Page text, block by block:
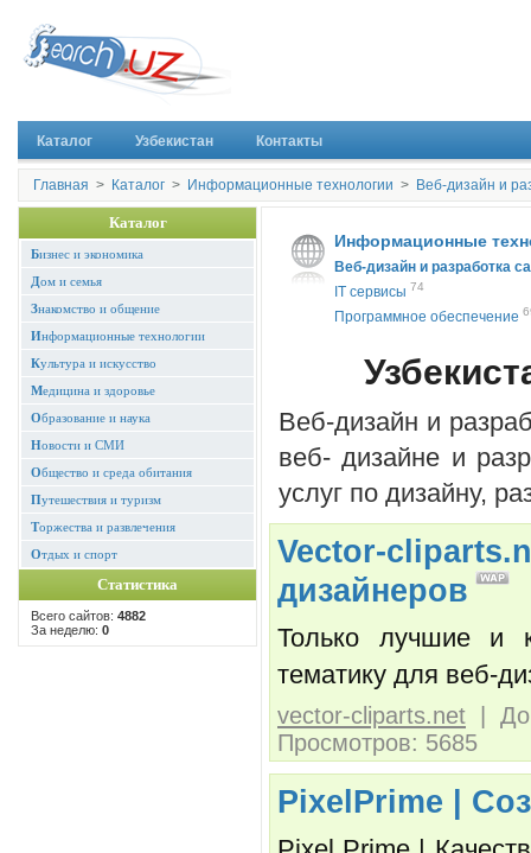
Каталог Узбекистан Контакты
Главная > Каталог > Информационные технологии > Веб-дизайн и
Каталог
Бизнес и экономика
Дом и семья
Знакомство и общение
Информационные технологии
Культура и искусство
Медицина и здоровье
Образование и наука
Новости и СМИ
Общество и среда обитания
Путешествия и туризм
Торжества и развлечения
Отдых и спорт
Статистика
Всего сайтов: 4882
За неделю: 0
Информационные
Веб-дизайн и разработка
IT cервисы 74
Программное обеспечение
Веб-дизайн и
веб- дизайне и
услуг по дизайну,
Vector-
дизайнеров
Только лучшие и
тематику для веб-
vector-cliparts.net |
Просмотров: 5685
PixelPrime |